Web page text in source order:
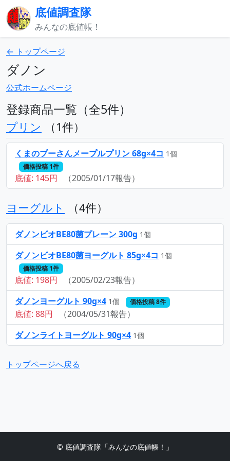
底値調査隊
みんなの底値帳！
← トップページ
ダノン
公式ホームページ
登録商品一覧（全5件）
プリン （1件）
くまのプーさんメープルプリン 68g×4コ 1個
価格投稿 1件
底値: 145円 （2005/01/17報告）
ヨーグルト （4件）
ダノンビオBE80菌プレーン 300g 1個
ダノンビオBE80菌ヨーグルト 85g×4コ 1個
価格投稿 1件
底値: 198円
（2005/02/23報告）
ダノンヨーグルト 90g×4 1個 価格投稿 8件
底値: 88円
（2004/05/31報告）
ダノンライトヨーグルト 90g×4 1個
トップページへ戻る
© 底値調査隊「みんなの底値帳！」